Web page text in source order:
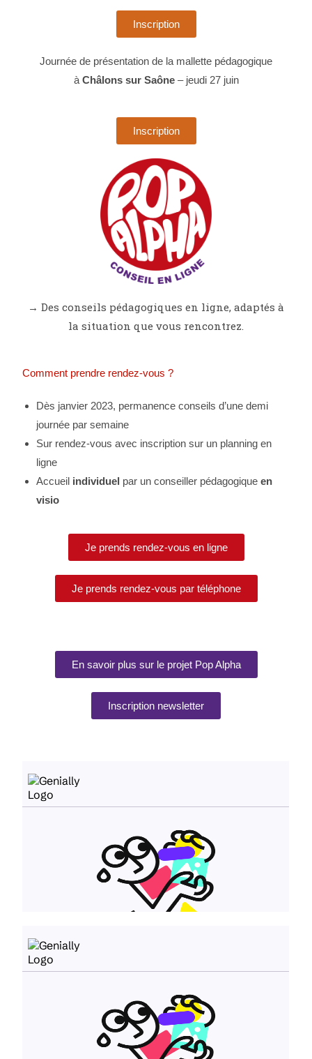
Inscription
Journée de présentation de la mallette pédagogique
àChâlons sur Saône– jeudi 27 juin
Inscription
→ Des conseils pédagogiques en ligne, adaptés à
la situation que vous rencontrez.
Comment prendre rendez-vous ?
Dès janvier 2023, permanence conseils d’une demi
journée par semaine
Sur rendez-vous avec inscription sur un planning en
ligne
Accueil individuel par un conseiller pédagogiqueen
visio
Je prends rendez-vous en ligne
Je prends rendez-vous par téléphone
En savoir plus sur le projet Pop Alpha
Inscription newsletter